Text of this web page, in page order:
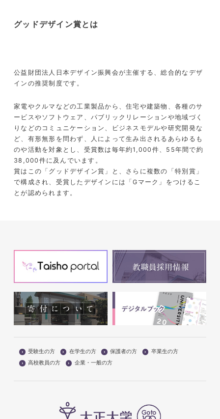
グッドデザイン賞とは
公益財団法人日本デザイン振興会が主催する、総合的なデザ
インの推奨制度です。
家電やクルマなどの工業製品から、住宅や建築物、各種のサ
ービスやソフトウェア、パブリックリレーションや地域づく
りなどのコミュニケーション、ビジネスモデルや研究開発な
ど、有形無形を問わず、人によって生み出されるあらゆるも
のや活動を対象とし、受賞数は毎年約1,000件、55年間で約
38,000件に及んでいます。
賞はこの「グッドデザイン賞」と、さらに複数の「特別賞」
で構成され、受賞したデザインには「Gマーク」をつけるこ
とが認められます。
受験生の方 在学生の方 保護者の方
卒業生の方
高校教員の方
企業・一般の方